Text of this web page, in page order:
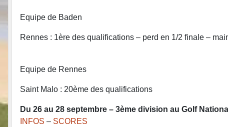
Equipe de Baden
Rennes : 1ère des qualifications – perd en 1/2 finale –
Equipe de Rennes
Saint Malo : 20ème des qualifications
Du 26 au 28 septembre – 3ème division au Golf National
INFOS – SCORES